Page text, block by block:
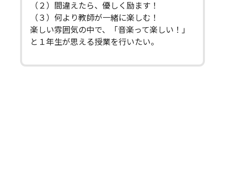
（２）間違えたら、優しく励ます！
（３）何より教師が一緒に楽しむ！
楽しい雰囲気の中で、「音楽って楽しい！」
と１年生が思える授業を行いたい。